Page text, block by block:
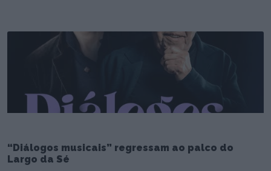
“Diálogos musicais” regressam ao palco do
Largo da Sé